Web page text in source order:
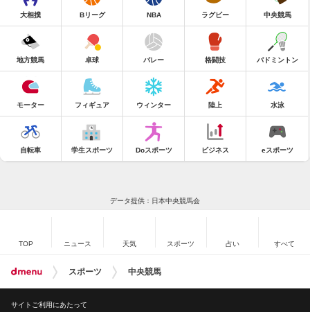
大相撲 Bリーグ NBA ラグビー 中央競馬
地方競馬 卓球 バレー 格闘技 バドミントン
モーター フィギュア ウィンター 陸上 水泳
自転車 学生スポーツ Doスポーツ ビジネス eスポーツ
データ提供：日本中央競馬会
TOP ニュース 天気 スポーツ 占い すべて
スポーツ 中央競馬
サイトご利用にあたって